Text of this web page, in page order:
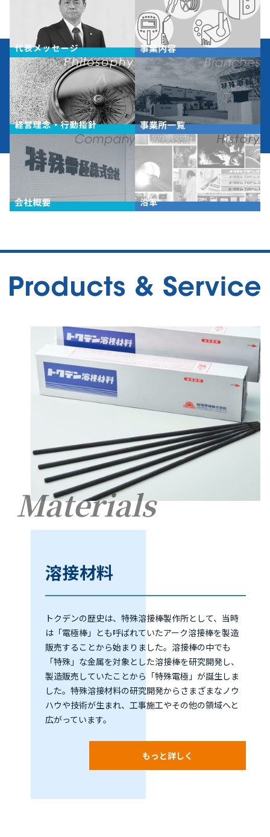
Materials
溶接材料
トクデンの歴史は、特殊溶接棒製作所として、当時
は「電極棒」とも呼ばれていたアーク溶接棒を製造
販売することから始まりました。溶接棒の中でも
「特殊」な金属を対象とした溶接棒を研究開発し、
製造販売していたことから「特殊電極」が誕生しま
した。特殊溶接材料の研究開発からさまざまなノウ
ハウや技術が生まれ、工事施工やその他の領域へと
広がっています。
もっと詳しく